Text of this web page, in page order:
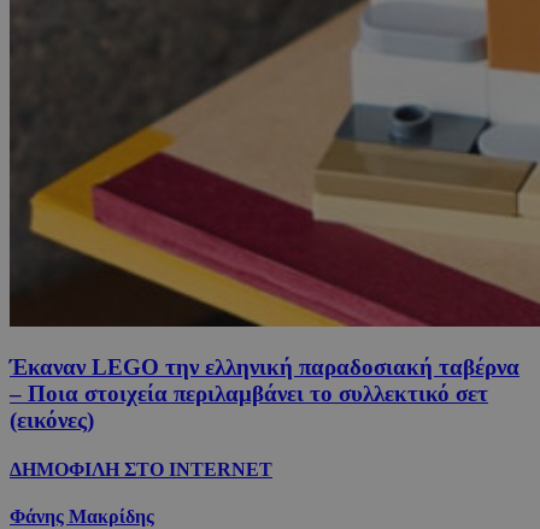
Έκαναν LEGO την ελληνική παραδοσιακή ταβέρνα
– Ποια στοιχεία περιλαμβάνει το συλλεκτικό σετ
(εικόνες)
ΔΗΜΟΦΙΛΗ ΣΤΟ INTERNET
Φάνης Μακρίδης